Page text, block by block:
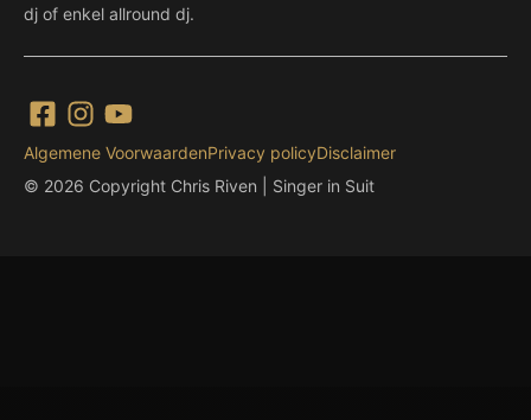
dj of enkel allround dj.
© 2026 Copyright Chris Riven | Singer in Suit
Algemene VoorwaardenPrivacy policyDisclaimer